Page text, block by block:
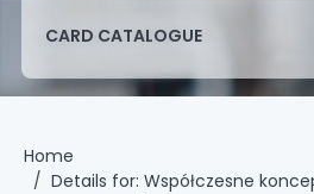
CARD CATALOGUE
Home
Details for: Współczesne